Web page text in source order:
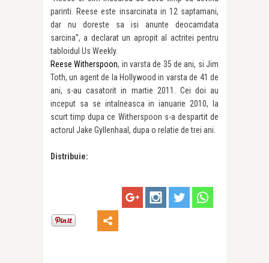
parinti. Reese este insarcinata in 12 saptamani,
dar nu doreste sa isi anunte deocamdata
sarcina”, a declarat un apropit al actritei pentru
tabloidul Us Weekly.
Reese Witherspoon, in varsta de 35 de ani, si Jim
Toth, un agent de la Hollywood in varsta de 41 de
ani, s-au casatorit in martie 2011. Cei doi au
inceput sa se intalneasca in ianuarie 2010, la
scurt timp dupa ce Witherspoon s-a despartit de
actorul Jake Gyllenhaal, dupa o relatie de trei ani.
Distribuie: